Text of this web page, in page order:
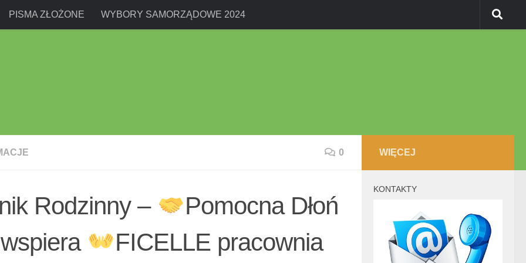
PISMA ZŁOŻONE WYBORY SAMORZĄDOWE 2024
0
Rodzinny –
Pomocna Dłoń
wspiera
FICELLE pracownia
WIĘCEJ
KONTAKTY